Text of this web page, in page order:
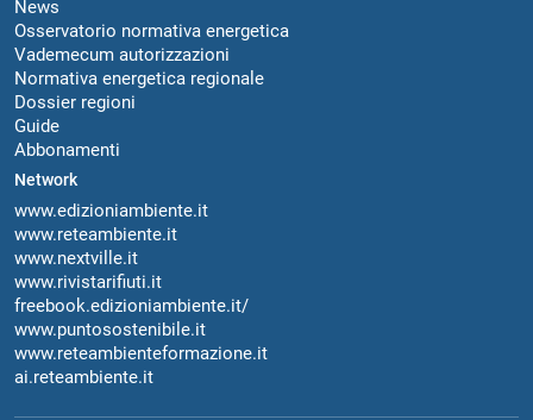
News
Osservatorio normativa energetica
Vademecum autorizzazioni
Normativa energetica regionale
Dossier regioni
Guide
Abbonamenti
Network
www.edizioniambiente.it
www.reteambiente.it
www.nextville.it
www.rivistarifiuti.it
freebook.edizioniambiente.it/
www.puntosostenibile.it
www.reteambienteformazione.it
ai.reteambiente.it